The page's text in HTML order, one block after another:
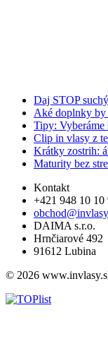
Daj STOP
Aké doplnky by
Tipy: Vyberáme
Clip in vlasy z
Krátky zostrih:
Maturity bez
Kontakt
+421 948 10 10
DAIMA s.r.o.
Hrnčiarové 492
91612 Lubina
© 2026